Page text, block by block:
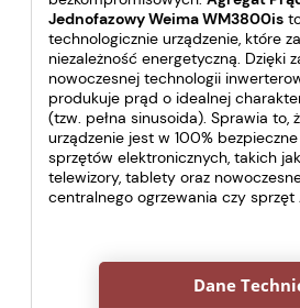
Jednofazowy Weima WM3800is
technologicznie urządzenie, które
niezależność energetyczną. Dzięki
nowoczesnej technologii
produkuje prąd o idealnej
(tzw. pełna sinusoida). Sprawia to,
urządzenie jest w 100%
sprzętów elektronicznych, takich
telewizory, tablety oraz
centralnego ogrzewania czy sprzęt
Dane